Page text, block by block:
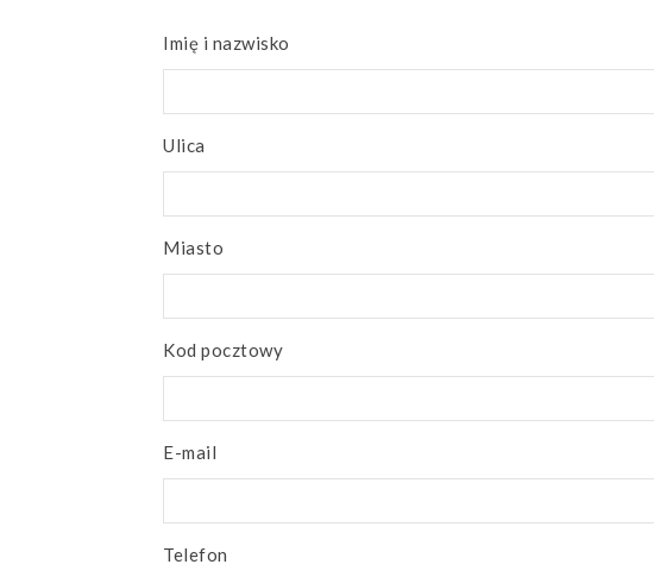
Imię i nazwisko
Ulica
Miasto
Kod pocztowy
E-mail
Telefon